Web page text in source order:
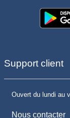
Support client
Ouvert du lundi au
Nous contacter